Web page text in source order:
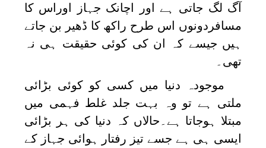
آگ لگ جاتی ہے اور اچانک جہاز اوراس کا
مسافردونوں اس طرح راکھ کا ڈھیر بن جاتے
ہیں جیسے کہ ان کی کوئی حقیقت ہی نہ
تھی۔
موجودہ دنیا میں کسی کو کوئی بڑائی
ملتی ہے تو وہ بہت جلد غلط فہمی میں
مبتلا ہوجاتا ہے۔حالاں کہ دنیا کی ہر بڑائی
ایسی ہی ہے جسے تیز رفتار ہوائی جہاز کے